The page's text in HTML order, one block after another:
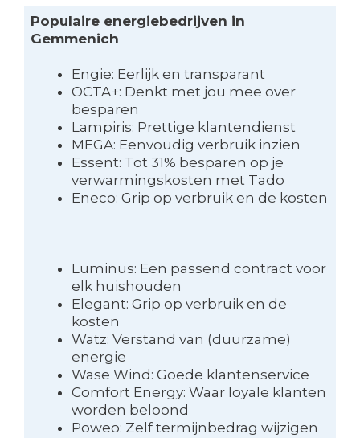
Populaire energiebedrijven in
Gemmenich
Engie: Eerlijk en transparant
OCTA+: Denkt met jou mee over
besparen
Lampiris: Prettige klantendienst
MEGA: Eenvoudig verbruik inzien
Essent: Tot 31% besparen op je
verwarmingskosten met Tado
Eneco: Grip op verbruik en de kosten
Luminus: Een passend contract voor
elk huishouden
Elegant: Grip op verbruik en de
kosten
Watz: Verstand van (duurzame)
energie
Wase Wind: Goede klantenservice
Comfort Energy: Waar loyale klanten
worden beloond
Poweo: Zelf termijnbedrag wijzigen